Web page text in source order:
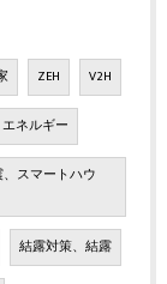
ZEH V2H
エネルギー
スマートハウ
結露対策、結露